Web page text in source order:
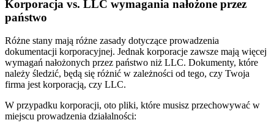
Korporacja vs. LLC wymagania nałożone przez
państwo
Różne stany mają różne zasady dotyczące prowadzenia
dokumentacji korporacyjnej. Jednak korporacje zawsze mają więcej
wymagań nałożonych przez państwo niż LLC. Dokumenty, które
należy śledzić, będą się różnić w zależności od tego, czy Twoja
firma jest korporacją, czy LLC.
W przypadku korporacji, oto pliki, które musisz przechowywać w
miejscu prowadzenia działalności: